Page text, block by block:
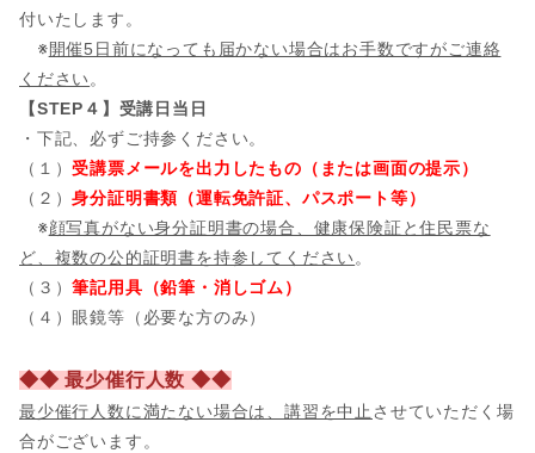
付いたします。
※開催5日前になっても届かない場合はお手数ですがご連絡
ください 。
【STEP４】受講日当日
・下記、必ずご持参ください。
（１）受講票メールを出力したもの（または画面の提示）
（２）身分証明書類（運転免許証、パスポート等）
※顔写真がない身分証明書の場合、健康保険証と住民票な
ど、複数の公的証明書を持参してください 。
（３）筆記用具（鉛筆・消しゴム）
（４）眼鏡等（必要な方のみ）
◆◆ 最少催行人数 ◆◆
最少催行人数に満たない場合は、講習を中止 させていただく場
合がございます。